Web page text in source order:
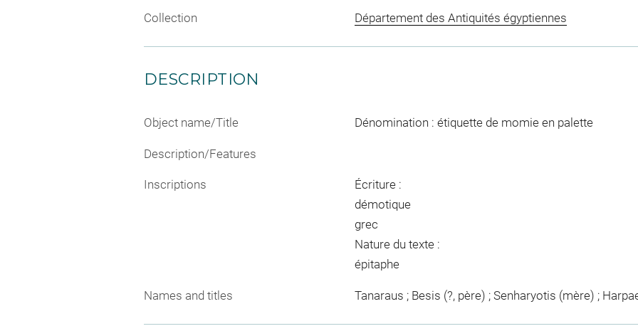
Collection Département des Antiquités égyptiennes
DESCRIPTION
Object name/Title Dénomination : étiquette de momie en palette
Description/Features
Inscriptions
Écriture :
démotique
grec
Nature du texte :
épitaphe
Names and titles Tanaraus ; Besis (?, père) ; Senharyotis (mère) ;